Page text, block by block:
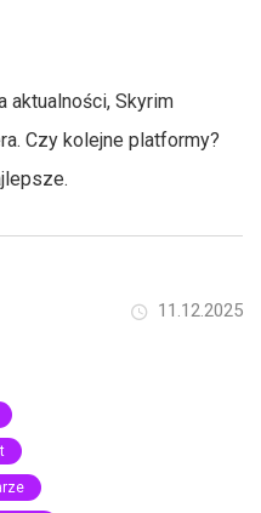
aktualności, Skyrim
Czy kolejne platformy?
11.12.2025